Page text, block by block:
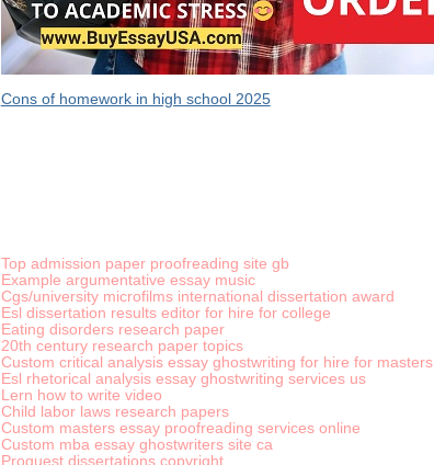
Cons of homework in high school 2025
Top admission paper proofreading site gb
Example argumentative essay music
Cgs/university microfilms international dissertation award
Esl dissertation results editor for hire for college
Eating disorders research paper
20th century research paper topics
Custom critical analysis essay ghostwriting for hire for masters
Esl rhetorical analysis essay ghostwriting services us
Lern how to write video
Child labor laws research papers
Custom masters essay proofreading services online
Custom mba essay ghostwriters site ca
Proquest dissertations copyright